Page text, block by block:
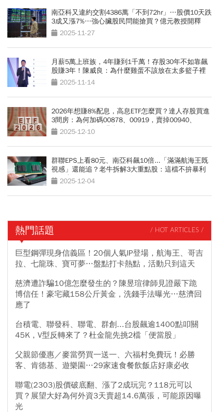
南亞科又違約交割4386萬「不到72hr」…股價10天跌
3成又漲7%…強心臟股民問能搶買？億元教授開釋
2025-11-27
月薪5萬上班族，4年賺到1千萬！存股30年不如靠飆
股賺3年！陳威良：為什麼雞蛋不該放在太多籃子裡
2025-11-14
2026年想賺8%配息，高息ETF怎麼買？達人存股買進
3間房：為何加碼00878、00919，賣掉00940、
00939...口袋名單曝光
2025-12-10
群聯EPS上看80元、南亞科飆10倍...「滿滿航海王既
視感」還能追？老牛拆解3大重點股：這檔不拚暴利
穩穩賺
2025-12-04
熱門話題 / HOT ARTICLES /
巨型鋼彈現身信義區！20個人氣IP登場，航海王、哥吉
拉、七龍珠、寶可夢…盤點打卡熱點，活動只到這天
慈濟遭詐騙10億怎麼發生的？陳昱瑄律師見證嚴下跪
博信任！豪宅藏158公斤黃金，洗錢手法曝光…慈濟回
應了
台積電、聯發科、聯電、群創...台股飆逾1400點叩關
45K，V型反轉來了？杜金龍先挑2檔「便當股」
父親節優惠／麥當勞買一送一、六福村免費玩！必勝
客、肯德基、遊樂園…29家速食餐飲飯店好康必收
聯電(2303)股價破底翻、漲了2成玩完？118元可以
買？展望大好為何外資3天賣超14.6萬張，可能原因曝
光